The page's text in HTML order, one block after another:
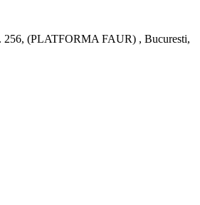
(PLATFORMA FAUR) , Bucuresti,